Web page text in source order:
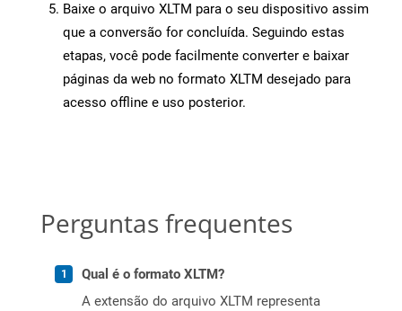
Baixe o arquivo XLTM para o seu dispositivo assim
que a conversão for concluída. Seguindo estas
etapas, você pode facilmente converter e baixar
páginas da web no formato XLTM desejado para
acesso offline e uso posterior.
Perguntas frequentes
Qual é o formato XLTM?
A extensão do arquivo XLTM representa